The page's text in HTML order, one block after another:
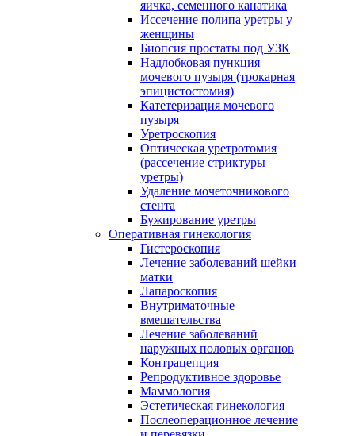
яичка, семенного канатика
Иссечение полипа уретры у
женщины
Биопсия простаты под УЗК
Надлобковая пункция
мочевого пузыря (трокарная
эпицистостомия)
Катетеризация мочевого
пузыря
Уретроскопия
Оптическая уретротомия
(рассечение стриктуры
уретры)
Удаление мочеточникового
стента
Бужирование уретры
Оперативная гинекология
Гистероскопия
Лечение заболеваний шейки
матки
Лапароскопия
Внутриматочные
вмешательства
Лечение заболеваний
наружных половых органов
Контрацепция
Репродуктивное здоровье
Маммология
Эстетическая гинекология
Послеоперационное лечение